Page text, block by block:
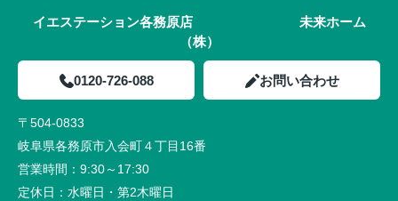
イエステーション各務原店 未来ホーム
（株）
0120-726-088 お問い合わせ
〒504-0833
岐阜県各務原市入会町４丁目16番
営業時間： 9:30～17:30
定休日： 水曜日・第2木曜日